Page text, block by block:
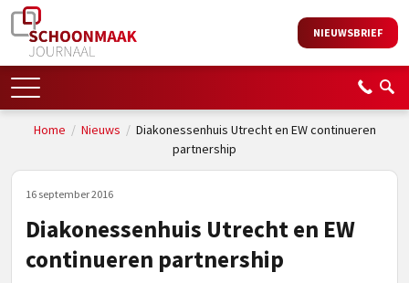
NIEUWSBRIEF
Home / Nieuws / Diakonessenhuis Utrecht en EW continueren
partnership
16 september 2016
Diakonessenhuis Utrecht en EW
continueren partnership